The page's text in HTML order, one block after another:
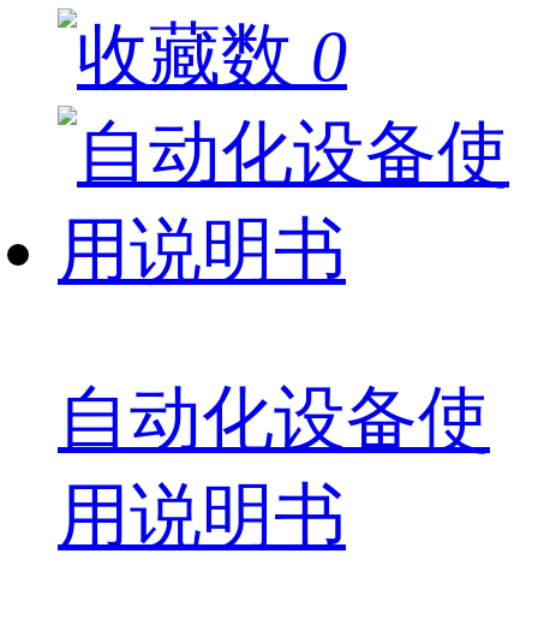
0
自动化设备使
用说明书